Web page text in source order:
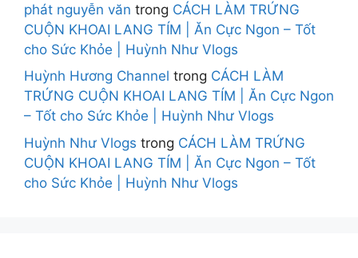
phát nguyễn văn trong CÁCH LÀM TRỨNG
CUỘN KHOAI LANG TÍM | Ăn Cực Ngon – Tốt
cho Sức Khỏe | Huỳnh Như Vlogs
Huỳnh Hương Channel trong CÁCH LÀM
TRỨNG CUỘN KHOAI LANG TÍM | Ăn Cực Ngon
– Tốt cho Sức Khỏe | Huỳnh Như Vlogs
Huỳnh Như Vlogs trong CÁCH LÀM TRỨNG
CUỘN KHOAI LANG TÍM | Ăn Cực Ngon – Tốt
cho Sức Khỏe | Huỳnh Như Vlogs